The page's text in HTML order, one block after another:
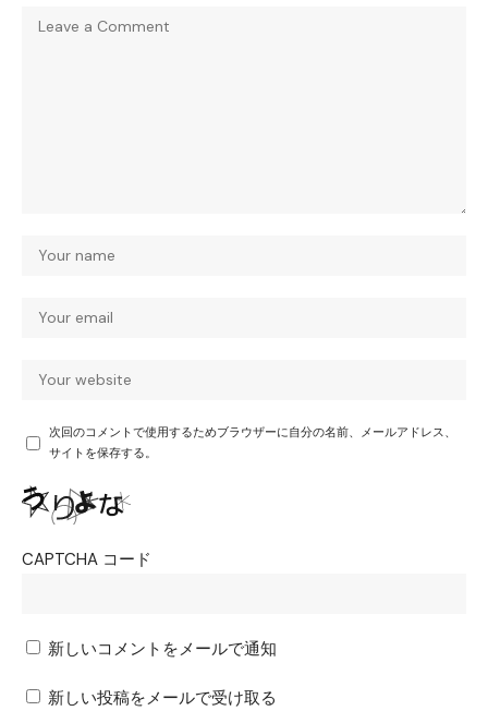
次回のコメントで使用するためブラウザーに自分の名前、メールアドレス、
サイトを保存する。
CAPTCHA コード
新しいコメントをメールで通知
新しい投稿をメールで受け取る